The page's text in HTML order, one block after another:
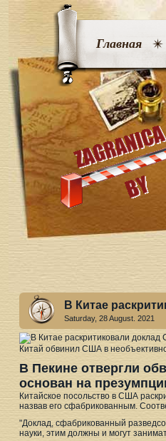
Главная
В Китае
Saturday, 28 August. 2021
Китай обвинил США в
В Пекине отвергли
основан на
Китайское посольство в США
назвав его сфабрикованным.
"Доклад, сфабрикованный
науки, этим должны и могут